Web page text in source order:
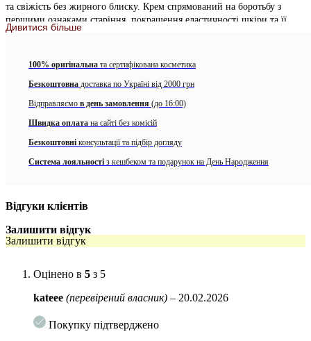
та свіжість без жирного блиску. Крем спрямований на боротьбу з
першими ознаками старіння, покращення еластичності шкіри та її
природного сяйва. Підходить для всіх типів шкіри, включаючи
Особливості:
зморшок
Освітлює шкіру, вирівнює її тон та мінімізує почервоніння
лущенню
як основа під макіяж
Допомагає шкірі відновлюватись після впливу стресу та
навколишнього середовища
пружність шкіри.
Ніацинамід— освітлює пігментні плями, вирівнює тон та
Дивитися більше
100% оригінальна та сертифікована косметика
Безкоштовна доставка по Україні від 2000 грн
Відправляємо в день замовлення (до 16:00)
Швидка оплата на сайті без комісій
Безкоштовні консультації та підбір догляду
Система лояльності з кешбеком та подарунок на День Народження
Відгуки клієнтів
Залишити відгук
Залишити відгук
Оцінено в 5 з 5
kateee (перевірений власник) – 20.02.2026
Покупку підтверджено